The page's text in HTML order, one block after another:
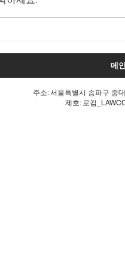
메인
주소: 서울특별시 송파구
제호: 로컴